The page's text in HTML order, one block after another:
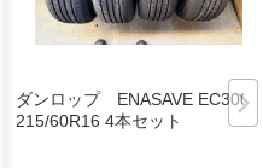
ダンロップ ENASAVE EC300
215/60R16 4本セット